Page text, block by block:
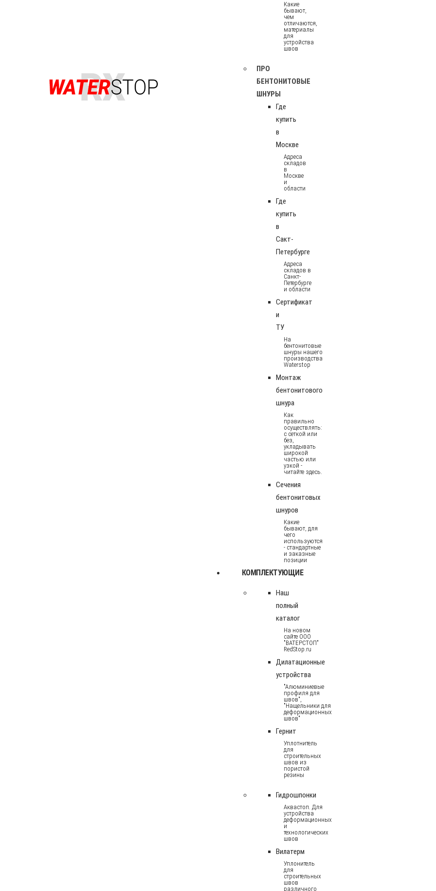
Какие
бывают,
чем
отличаются,
материалы
для
устройства
швов
ПРО
БЕНТОНИТОВЫЕ
ШНУРЫ
Где
купить
в
Москве
Адреса
складов
в
Москве
и
области
Где
купить
в
Сакт-
Петербурге
Адреса
складов в
Санкт-
Петербурге
и области
Сертификат
и
ТУ
На
бентонитовые
шнуры нашего
производства
Waterstop
Монтаж
бентонитового
шнура
Как
правильно
осуществлять:
с сеткой или
без,
укладывать
широкой
частью или
узкой -
читайте здесь.
Сечения
бентонитовых
шнуров
Какие
бывают, для
чего
используются
- стандартные
и заказные
позиции
КОМПЛЕКТУЮЩИЕ
Наш
полный
каталог
На новом
сайте ООО
"ВАТЕРСТОП"
RedStop.ru
Дилатационные
устройства
"Алюминиевые
профиля для
швов",
"Нащельники для
деформационных
швов"
Гернит
Уплотнитель
для
строительных
швов из
пористой
резины
Гидрошпонки
Аквастоп. Для
устройства
деформационных
и
технологических
швов
Вилатерм
Уплонитель
для
строительных
швов
различного